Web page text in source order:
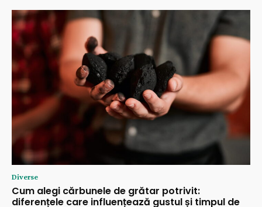
Diverse
Cum alegi cărbunele de grătar potrivit:
diferențele care influențează gustul și timpul de